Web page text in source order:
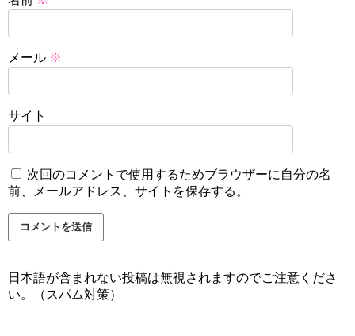
メール ※
サイト
次回のコメントで使用するためブラウザーに自分の名
前、メールアドレス、サイトを保存する。
日本語が含まれない投稿は無視されますのでご注意くださ
い。（スパム対策）